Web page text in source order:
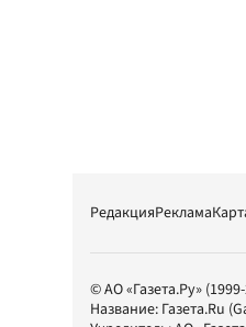
РедакцияРеклама
© АО «Газета.Ру»
Название: Газета.Ru